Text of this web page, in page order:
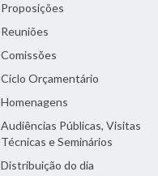
Proposições
Reuniões
Comissões
Ciclo Orçamentário
Homenagens
Audiências Públicas, Visitas
Técnicas e Seminários
Distribuição do dia